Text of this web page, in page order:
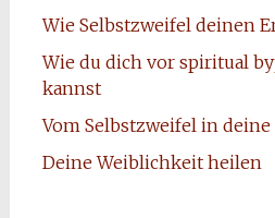
Wie Selbstzweifel deinen
Wie du dich vor spiritual
kannst
Vom Selbstzweifel in
Deine Weiblichkeit heilen